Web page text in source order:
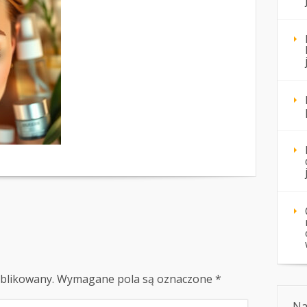
Wymagane pola są oznaczone *